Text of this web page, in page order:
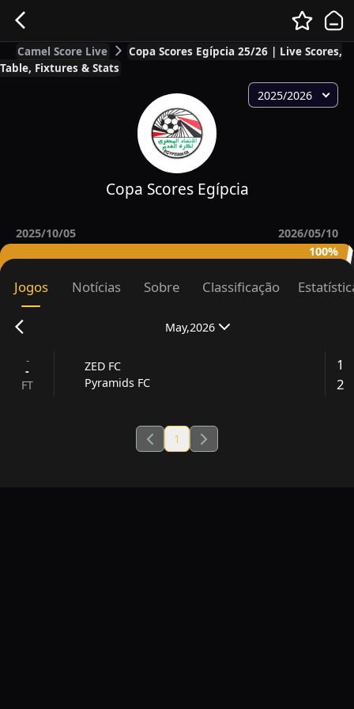
Camel Score Live
Copa Scores Egípcia 25/26 | Live Scores,
Table, Fixtures & Stats
2025/2026
Copa Scores Egípcia
2025/10/05
2026/05/10
100%
Jogos Notícias Sobre Classificação
May,2026
-
-
FT
ZED FC
Pyramids FC
1
2
1